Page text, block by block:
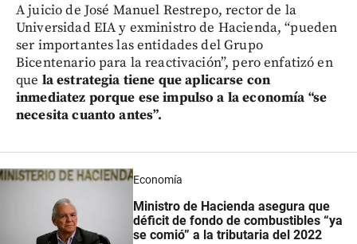
A juicio de José Manuel Restrepo, rector de la
Universidad EIA y exministro de Hacienda, “pueden
ser importantes las entidades del Grupo
Bicentenario para la reactivación”, pero enfatizó en
que la estrategia tiene que aplicarse con
inmediatez porque ese impulso a la economía “se
necesita cuanto antes”.
Economía
Ministro de Hacienda asegura que
déficit de fondo de combustibles “ya
se comió” a la tributaria del 2022